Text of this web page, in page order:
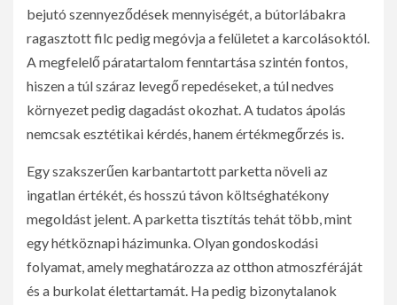
bejutó szennyeződések mennyiségét, a bútorlábakra
ragasztott filc pedig megóvja a felületet a karcolásoktól.
A megfelelő páratartalom fenntartása szintén fontos,
hiszen a túl száraz levegő repedéseket, a túl nedves
környezet pedig dagadást okozhat. A tudatos ápolás
nemcsak esztétikai kérdés, hanem értékmegőrzés is.
Egy szakszerűen karbantartott parketta növeli az
ingatlan értékét, és hosszú távon költséghatékony
megoldást jelent. A parketta tisztítás tehát több, mint
egy hétköznapi házimunka. Olyan gondoskodási
folyamat, amely meghatározza az otthon atmoszféráját
és a burkolat élettartamát. Ha pedig bizonytalanok